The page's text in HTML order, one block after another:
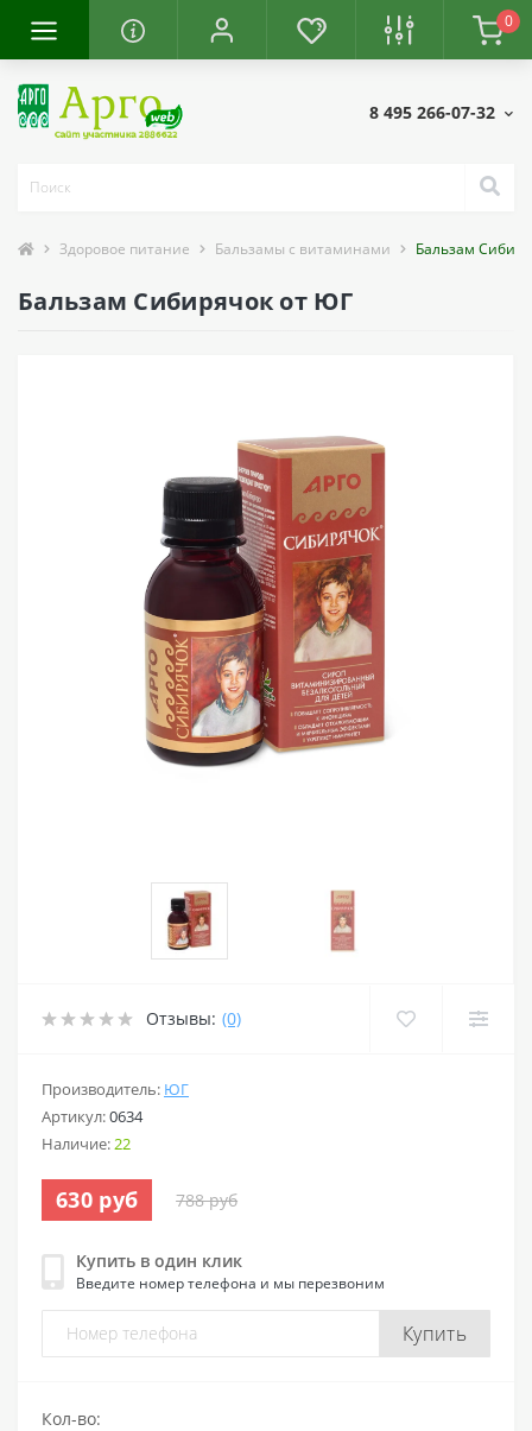
0
8 495 266-07-32
Здоровое питание Бальзамы с витаминами Бальзам
Бальзам Сибирячок от ЮГ
Отзывы: (0)
Производитель: ЮГ
Артикул:0634
Наличие:22
630 руб 788 руб
Купить в один клик
Введите номер телефона и мы перезвоним
Купить
Кол-во: